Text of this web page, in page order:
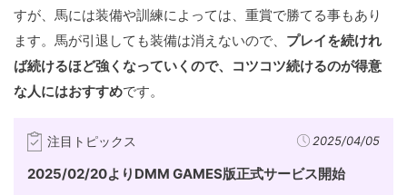
すが、馬には装備や訓練によっては、重賞で勝てる事もあり
ます。馬が引退しても装備は消えないので、 プレイを続けれ
ば続けるほど強くなっていくので、コツコツ続けるのが得意
な人にはおすすめです。
注目トピックス 2025/04/05
2025/02/20よりDMM GAMES版正式サービス開始